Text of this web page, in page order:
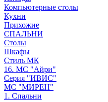
Компьютерные столы
Кухни
Прихожие
СПАЛЬНИ
Столы
Шкафы
Стиль МК
16. МС "Айри"
Серия "ИВИС"
МС "МИРЕН"
1. Спальни